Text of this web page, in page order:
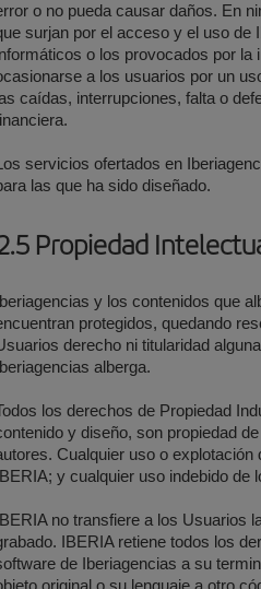
o no pueda causar daños. En
surjan por el acceso y el uso de
o los provocados por la
a los usuarios por un
caídas, interrupciones, falta o
servicios ofertados en
las que ha sido diseñado.
Propiedad
y los contenidos que
protegidos, quedando
derecho ni titularidad
alberga.
los derechos de Propiedad
y diseño, son propiedad
Cualquier uso o
y cualquier uso indebido de
no transfiere a los Usuarios
IBERIA retiene todos los
de Iberiagencias a su
original o su lenguaje a otro